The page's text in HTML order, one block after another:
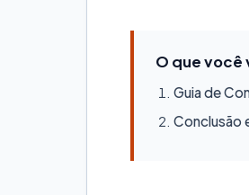
O que você
Guia de
Conclusão